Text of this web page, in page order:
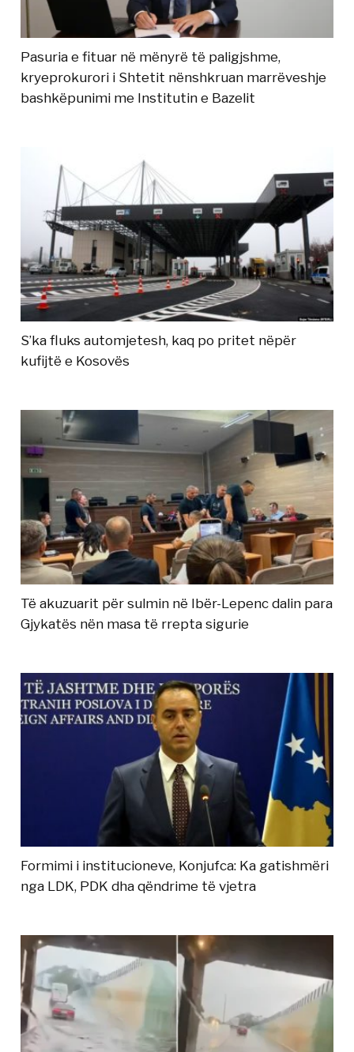
Pasuria e fituar në mënyrë të paligjshme,
kryeprokurori i Shtetit nënshkruan marrëveshje
bashkëpunimi me Institutin e Bazelit
S’ka fluks automjetesh, kaq po pritet nëpër
kufijtë e Kosovës
Të akuzuarit për sulmin në Ibër-Lepenc dalin para
Gjykatës nën masa të rrepta sigurie
Formimi i institucioneve, Konjufca: Ka gatishmëri
nga LDK, PDK dha qëndrime të vjetra